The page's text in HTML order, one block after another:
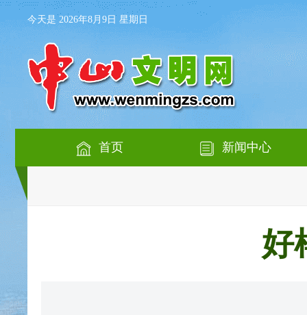
今天是 2026年8月9日 星期日
首页 新闻中心
好